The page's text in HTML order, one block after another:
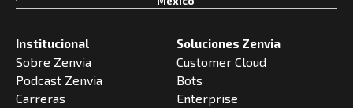
Institucional
Sobre Zenvia
Podcast Zenvia
Carreras
Soluciones Zenvia
Customer Cloud
Bots
Enterprise